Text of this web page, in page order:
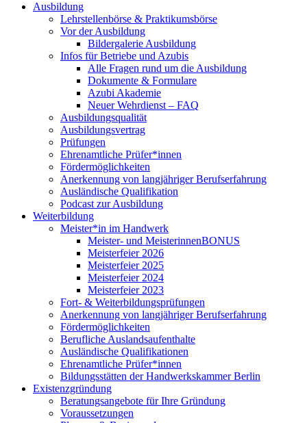
Ausbildung
Lehrstellenbörse & Praktikumsbörse
Vor der Ausbildung
Bildergalerie Ausbildung
Infos für Betriebe und Azubis
Alle Fragen rund um die Ausbildung
Dokumente & Formulare
Azubi Akademie
Neuer Wehrdienst – FAQ
Ausbildungsqualität
Ausbildungsvertrag
Prüfungen
Ehrenamtliche Prüfer*innen
Fördermöglichkeiten
Anerkennung von langjähriger Berufserfahrung
Ausländische Qualifikation
Podcast zur Ausbildung
Weiterbildung
Meister*in im Handwerk
Meister- und MeisterinnenBONUS
Meisterfeier 2026
Meisterfeier 2025
Meisterfeier 2024
Meisterfeier 2023
Fort- & Weiterbildungsprüfungen
Anerkennung von langjähriger Berufserfahrung
Fördermöglichkeiten
Berufliche Auslandsaufenthalte
Ausländische Qualifikationen
Ehrenamtliche Prüfer*innen
Bildungsstätten der Handwerkskammer Berlin
Existenzgründung
Beratungsangebote für Ihre Gründung
Voraussetzungen